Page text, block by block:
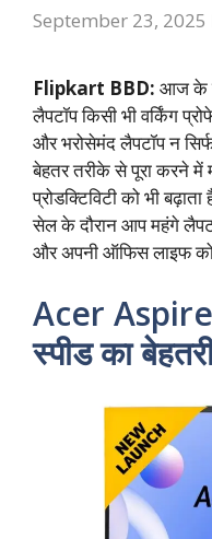
September 23, 2025
Flipkart BBD: आज के
लैपटॉप किसी भी वर्किंग
और भरोसेमंद लैपटॉप न
बेहतर तरीके से पूरा करने
प्रोडक्टिविटी को भी
सेल के दौरान आप महंगे
और अपनी ऑफिस लाइफ
Acer Aspire
स्पीड का